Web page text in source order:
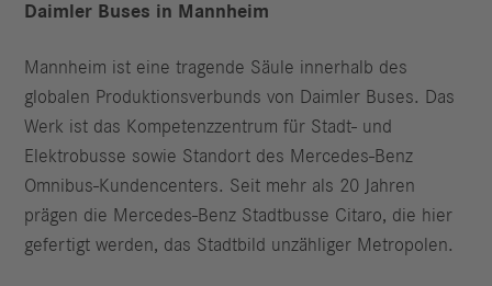
Daimler Buses in Mannheim
Mannheim ist eine tragende Säule innerhalb des
globalen Produktionsverbunds von Daimler Buses. Das
Werk ist das Kompetenzzentrum für Stadt- und
Elektrobusse sowie Standort des Mercedes-Benz
Omnibus-Kundencenters. Seit mehr als 20 Jahren
prägen die Mercedes-Benz Stadtbusse Citaro, die hier
gefertigt werden, das Stadtbild unzähliger Metropolen.